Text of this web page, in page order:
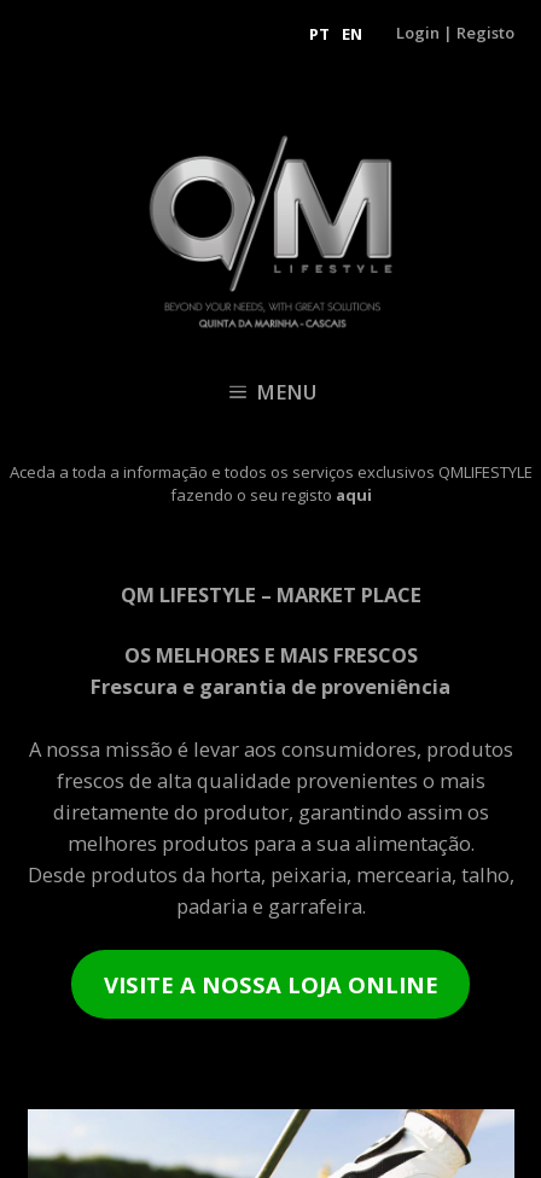
PT EN Login | Registo
MENU
Aceda a toda a informação e todos os serviços exclusivos QMLIFESTYLE
fazendo o seu registo aqui
QM LIFESTYLE – MARKET PLACE
OS MELHORES E MAIS FRESCOS
Frescura e garantia de proveniência
A nossa missão é levar aos consumidores, produtos
frescos de alta qualidade provenientes o mais
diretamente do produtor, garantindo assim os
melhores produtos para a sua alimentação.
Desde produtos da horta, peixaria, mercearia, talho,
padaria e garrafeira.
VISITE A NOSSA LOJA ONLINE